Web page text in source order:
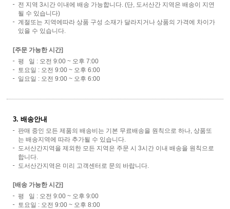
전 지역 3시간 이내에 배송 가능합니다. (단, 도서산간 지역은 배송이 지연
될 수 있습니다)
계절또는 지역에따라 상품 구성 소재가 달라지거나 상품의 가격에 차이가
있을 수 있습니다.
[주문 가능한 시간]
평 일 : 오전 9:00 ~ 오후 7:00
토요일 : 오전 9:00 ~ 오후 6:00
일요일 : 오전 9:00 ~ 오후 6:00
3. 배송안내
판매 중인 모든 제품의 배송비는 기본 무료배송을 원칙으로 하나, 상품또
는 배송지역에 따라 추가될 수 있습니다.
도서산간지역을 제외한 모든 지역은 주문 시 3시간 이내 배송을 원칙으로
합니다.
도서산간지역은 미리 고객센터로 문의 바랍니다.
[배송 가능한 시간]
평 일 : 오전 9:00 ~ 오후 9:00
토요일 : 오전 9:00 ~ 오후 8:00